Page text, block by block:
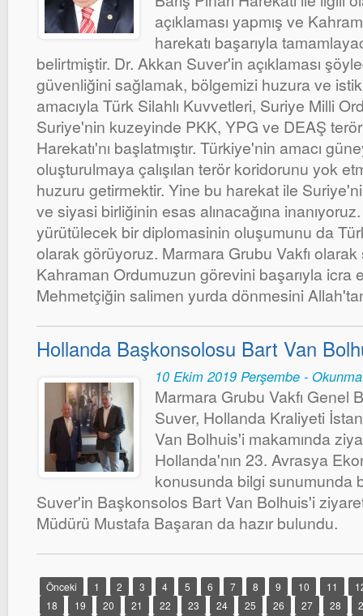
açıklaması yapmış ve
harekatı başarıyla
belirtmiştir. Dr. Akkan Suver'in açıklaması
güvenliğini sağlamak, bölgemizi huzura ve
amacıyla Türk Silahlı Kuvvetleri, Suriye Milli
Suriye'nin kuzeyinde PKK, YPG ve DEAŞ terör
Harekatı'nı başlatmıştır. Türkiye'nin amacı
oluşturulmaya çalışılan terör koridorunu yok
huzuru getirmektir. Yine bu harekat ile
ve siyasi birliğinin esas alınacağına
yürütülecek bir diplomasinin oluşumunu da
olarak görüyoruz. Marmara Grubu Vakfı
Kahraman Ordumuzun görevini başarıyla icra
Mehmetçiğin salimen yurda dönmesini
Hollanda Başkonsolosu Bart Van
10 Ekim 2019 Perşembe -
Marmara Grubu Vakfı Genel
Suver, Hollanda Kraliyeti
Van Bolhuis'i makamında
Hollanda'nın 23. Avrasya
konusunda bilgi sunumunda
Suver'in Başkonsolos Bart Van Bolhuis'i
Müdürü Mustafa Başaran da hazır bulundu.
Önceki 1 2 3 4 5 6 7 8 9 10 11
18
19 20 21 22 23 24 25 26 27 28